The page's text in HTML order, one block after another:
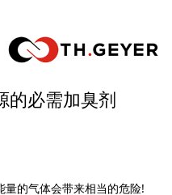
必需加臭剂
的气体会带来相当的危险!